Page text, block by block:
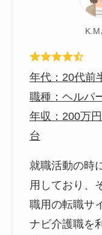
K.M
年代：20代前
職種：ヘルパ
年収：200万
台
就職活動の時
用しており、
職用の転職サ
ナビ介護職を